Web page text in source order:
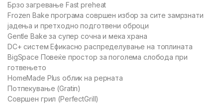
Брзо загревање Fast preheat
Frozen Bake програма совршен избор за сите замрзнати
јадења и претходно подготвени оброци
Gentle Bake за супер сочна и мека храна
DC+ систем Ефикасно распределување на топлината
BigSpace Повеќе простор за поголема слобода при
готвењето
HomeMade Plus облик на рерната
Потпекување (Gratin)
Совршен грил (PerfectGrill)